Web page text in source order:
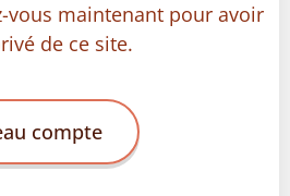
vous maintenant pour avoir
de ce site.
compte